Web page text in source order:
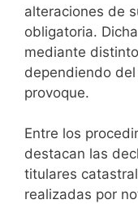
alteraciones de
obligatoria.
mediante
dependiendo
provoque.
Entre los
destacan las
titulares
realizadas por